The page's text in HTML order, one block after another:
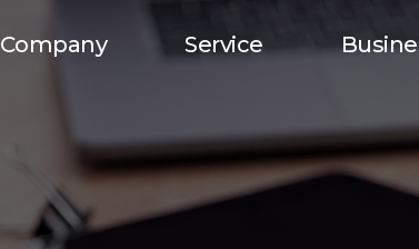
Company Service